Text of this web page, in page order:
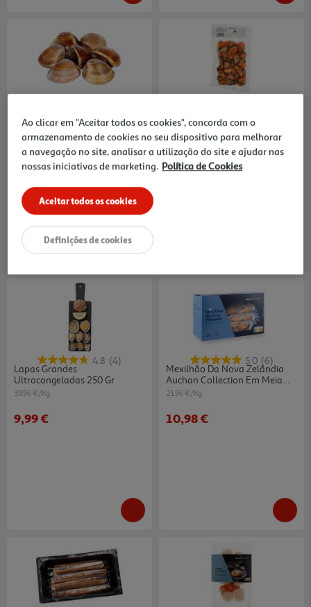
Congelada Kg
2.50 €/un
4,99 €/Kg
Congelado 450g
13.31 €/Kg
5,99 €
4.8 (4)
Lapas Grandes
Ultracongeladas 250 Gr
39.96 €/Kg
9,99 €
5.0 (6)
Mexilhão Da Nova Zelândia
Auchan Collection Em Meia
Concha 500g
21.96 €/Kg
10,98 €
Ao clicar em "Aceitar todos os cookies", concorda com o
armazenamento de cookies no seu dispositivo para melhorar
a navegação no site, analisar a utilização do site e ajudar nas
nossas iniciativas de marketing. Política de Cookies
Aceitar todos os cookies
Definições de cookies